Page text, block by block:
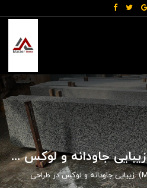
مرمریت (MARBLE): زیبایی جاودانه و لوکس در طراحی